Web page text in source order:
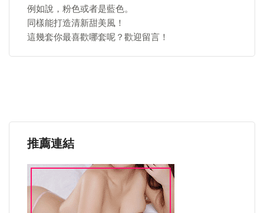
例如說，粉色或者是藍色。
同樣能打造清新甜美風！
這幾套你最喜歡哪套呢？歡迎留言！
推薦連結